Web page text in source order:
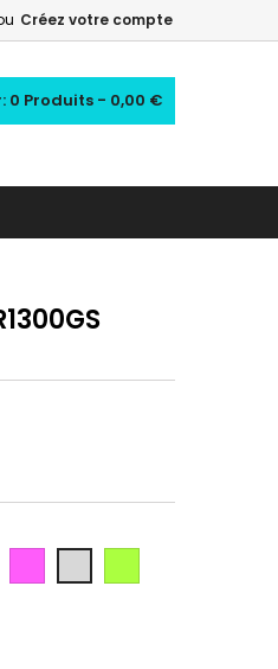
Créez votre compte
0 Produits - 0,00 €
ArgentCitron